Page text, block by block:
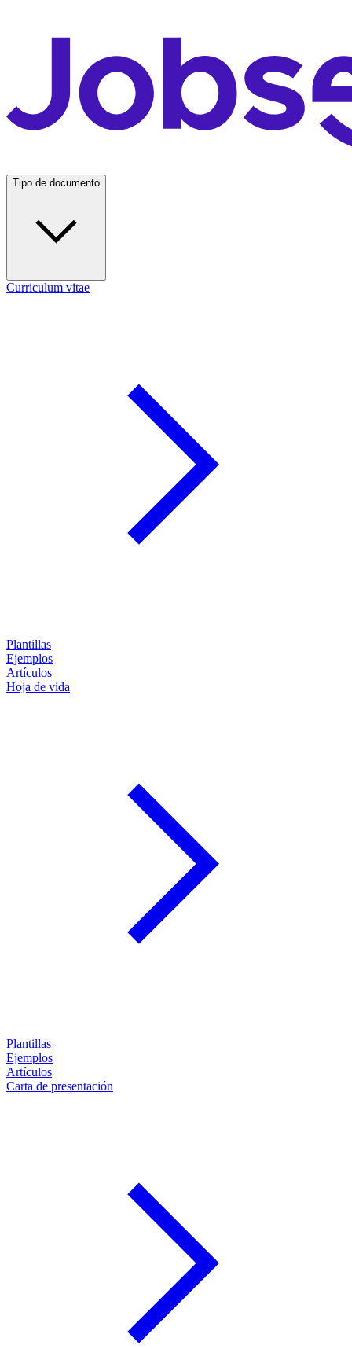
Tipo de documento
Curriculum vitae
Plantillas
Ejemplos
Artículos
Hoja de vida
Plantillas
Ejemplos
Artículos
Carta de presentación